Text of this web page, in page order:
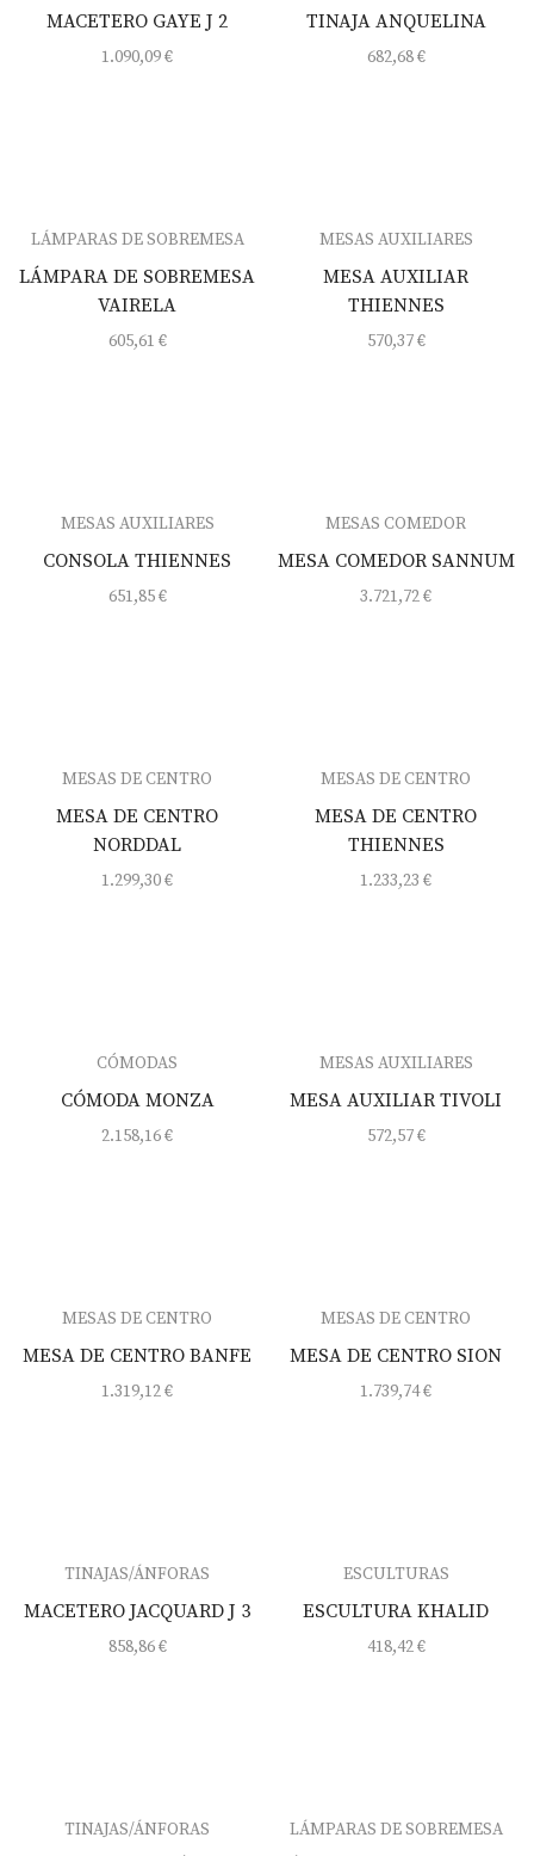
MACETERO GAYE J 2
1.090,09€
TINAJA ANQUELINA
682,68€
LÁMPARAS DE SOBREMESA
LÁMPARA DE SOBREMESA
VAIRELA
605,61 €
MESAS AUXILIARES
MESA AUXILIAR
THIENNES
570,37€
MESAS AUXILIARES
CONSOLA THIENNES
651,85€
MESAS COMEDOR
MESA COMEDOR SANNUM
3.721,72€
MESAS DE CENTRO
MESA DE CENTRO
NORDDAL
1.299,30€
MESAS DE CENTRO
MESA DE CENTRO
THIENNES
1.233,23 €
CÓMODAS
CÓMODA MONZA
2.158,16€
MESAS AUXILIARES
MESA AUXILIAR TIVOLI
572,57€
MESAS DE CENTRO
MESA DE CENTRO BANFE
1.319,12€
MESAS DE CENTRO
MESA DE CENTRO SION
1.739,74€
TINAJAS/ÁNFORAS
MACETERO JACQUARD J 3
858,86€
ESCULTURAS
ESCULTURA KHALID
418,42€
TINAJAS/ÁNFORAS LÁMPARAS DE SOBREMESA